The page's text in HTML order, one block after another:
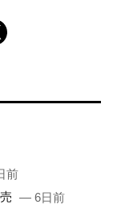
前
— 6日前